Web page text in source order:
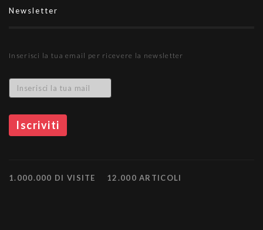
Newsletter
Inserisci la tua email per ricevere la newsletter
1.000.000 DI VISITE 12.000 ARTICOLI